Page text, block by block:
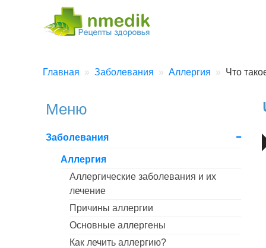
Главная Заболевания Аллергия Что
Меню
Заболевания
Аллергия
Аллергические заболевания и их
лечение
Причины аллергии
Основные аллергены
Как лечить аллергию?